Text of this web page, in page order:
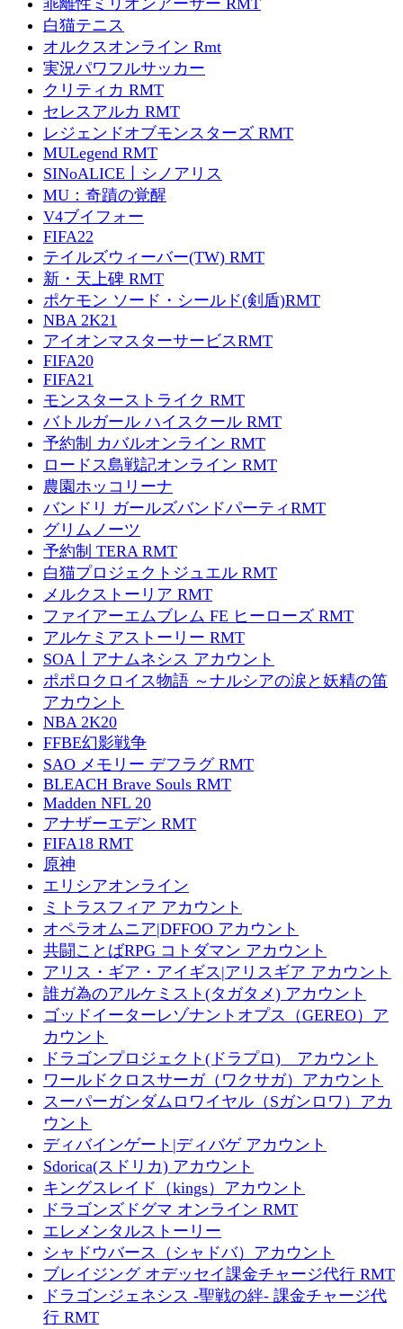
乖離性ミリオンアーサー RMT
白猫テニス
オルクスオンライン Rmt
実況パワフルサッカー
クリティカ RMT
セレスアルカ RMT
レジェンドオブモンスターズ RMT
MULegend RMT
SINoALICE丨シノアリス
MU：奇蹟の覚醒
V4ブイフォー
FIFA22
テイルズウィーバー(TW) RMT
新・天上碑 RMT
ポケモン ソード・シールド(剣盾)RMT
NBA 2K21
アイオンマスターサービスRMT
FIFA20
FIFA21
モンスターストライク RMT
バトルガール ハイスクール RMT
予約制 カバルオンライン RMT
ロードス島戦記オンライン RMT
農園ホッコリーナ
バンドリ ガールズバンドパーティRMT
グリムノーツ
予約制 TERA RMT
白猫プロジェクトジュエル RMT
メルクストーリア RMT
ファイアーエムブレム FE ヒーローズ RMT
アルケミアストーリー RMT
SOA丨アナムネシス アカウント
ポポロクロイス物語 ～ナルシアの涙と妖精の笛
アカウント
NBA 2K20
FFBE幻影戦争
SAO メモリー デフラグ RMT
BLEACH Brave Souls RMT
Madden NFL 20
アナザーエデン RMT
FIFA18 RMT
原神
エリシアオンライン
ミトラスフィア アカウント
オペラオムニア|DFFOO アカウント
共闘ことばRPG コトダマン アカウント
アリス・ギア・アイギス|アリスギア アカウント
誰ガ為のアルケミスト(タガタメ) アカウント
ゴッドイーターレゾナントオプス（GEREO）ア
カウント
ドラゴンプロジェクト(ドラプロ) アカウント
ワールドクロスサーガ（ワクサガ）アカウント
スーパーガンダムロワイヤル（Sガンロワ）アカ
ウント
ディバインゲート|ディバゲ アカウント
Sdorica(スドリカ) アカウント
キングスレイド（kings）アカウント
ドラゴンズドグマ オンライン RMT
エレメンタルストーリー
シャドウバース（シャドバ）アカウント
ブレイジング オデッセイ課金チャージ代行 RMT
ドラゴンジェネシス -聖戦の絆- 課金チャージ代
行 RMT